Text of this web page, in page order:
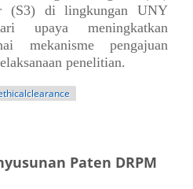
(S3) di lingkungan UNY
upaya meningkatkan
mekanisme pengajuan
penelitian.
Paten DRPM